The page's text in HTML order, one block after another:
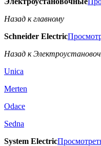
Назад к главному
Schneider Electric
Назад к
Unica
Merten
Odace
Sedna
System Electric